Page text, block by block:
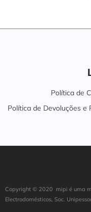
Política de
Política de Devoluções e
Copyright © 2020 mipi é uma
Electrodomésticos, Soc.